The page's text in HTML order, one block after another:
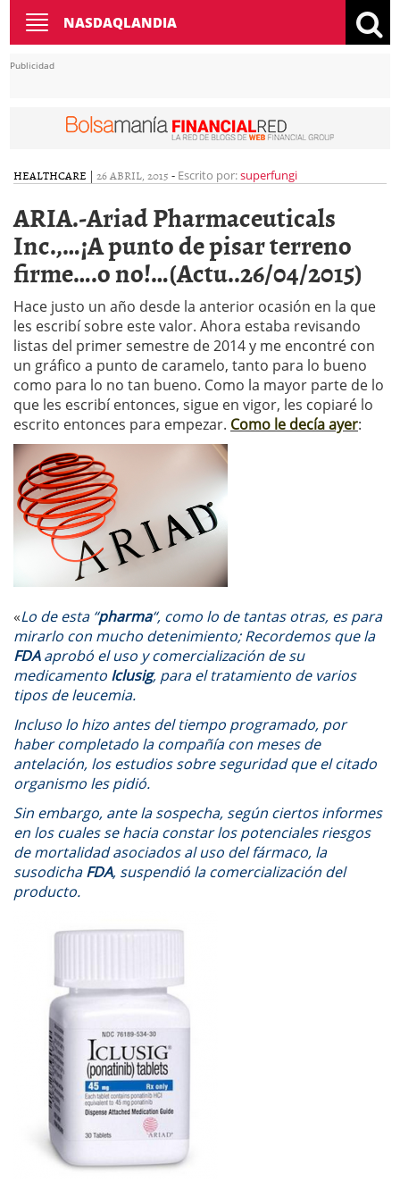
Toggle
navigation
NASDAQLANDIA
Publicidad
HEALTHCARE | 26 ABRIL, 2015 - Escrito por:superfungi
ARIA.-Ariad Pharmaceuticals
Inc.,…¡A punto de pisar terreno
firme….o no!…(Actu..26/04/2015)
Hace justo un año desde la anterior ocasión en la que
les escribí sobre este valor. Ahora estaba revisando
listas del primer semestre de 2014 y me encontré con
un gráfico a punto de caramelo, tanto para lo bueno
como para lo no tan bueno. Como la mayor parte de lo
que les escribí entonces, sigue en vigor, les copiaré lo
escrito entonces para empezar. Como le decía ayer:
«Lo de esta “pharma“, como lo de tantas otras, es para
mirarlo con mucho detenimiento; Recordemos que la
FDAaprobó el uso y comercialización de su
medicamento Iclusig, para el tratamiento de varios
tipos de leucemia.
Incluso lo hizo antes del tiempo programado, por
haber completado la compañía con meses de
antelación, los estudios sobre seguridad que el citado
organismo les pidió.
Sin embargo, ante la sospecha, según ciertos informes
en los cuales se hacia constar los potenciales riesgos
de mortalidad asociados al uso del fármaco, la
susodichaFDA, suspendió la comercialización del
producto.